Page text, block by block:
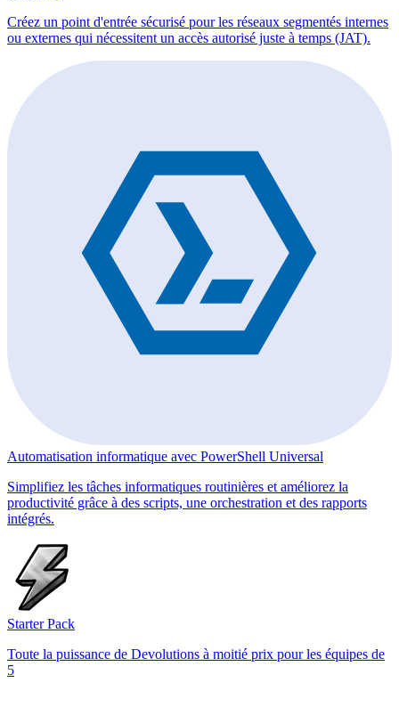
Créez un point d'entrée sécurisé pour les réseaux segmentés internes
ou externes qui nécessitent un accès autorisé juste à temps (JAT).
Automatisation informatique avec PowerShell Universal
Simplifiez les tâches informatiques routinières et améliorez la
productivité grâce à des scripts, une orchestration et des rapports
intégrés.
Starter Pack
Toute la puissance de Devolutions à moitié prix pour les équipes de
5